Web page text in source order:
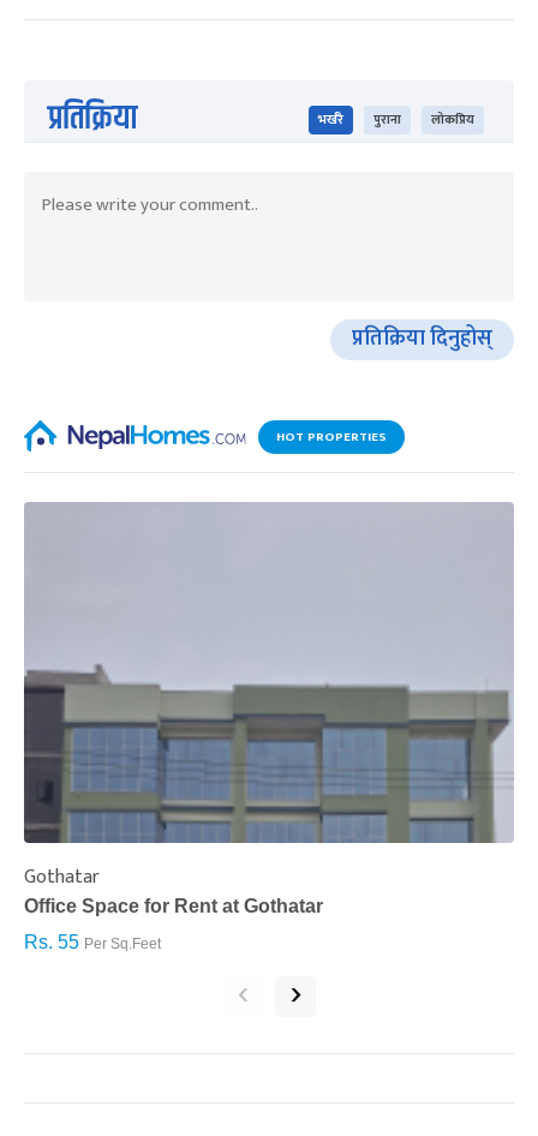
प्रतिक्रिया भर्खरै पुराना लोकप्रिय
प्रतिक्रिया दिनुहोस्
HOT PROPERTIES
Gothatar
Office Space for Rent at Gothatar
Rs. 55 Per Sq.Feet
‹ ›